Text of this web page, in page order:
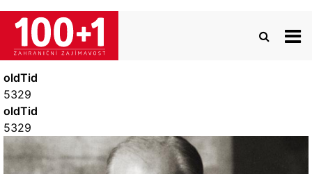
Přejít
hlavnímu
obsahu
oldTid
5329
oldTid
5329
Image